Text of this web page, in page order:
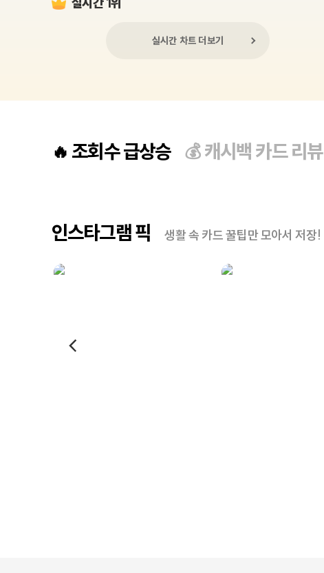
실시간 차트 더보기
🔥 조회수 급상승 💰캐시백 카드 리뷰
인스타그램 픽 생활 속 카드 꿀팁만 모아서 저장!